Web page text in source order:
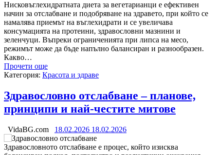
Нисковъглехидратната диета за вегетарианци е ефективен
начин за отслабване и подобряване на здравето, при който се
намалява приемът на въглехидрати и се увеличава
консумацията на протеини, здравословни мазнини и
зеленчуци. Въпреки ограниченията при липса на месо,
режимът може да бъде напълно балансиран и разнообразен.
Какво…
Прочети още
Категория: Красота и здраве
Здравословно отслабване – планове,
принципи и най-честите митове
VidaBG.com 18.02.2026 18.02.2026
Здравословното отслабване е процес, който изисква